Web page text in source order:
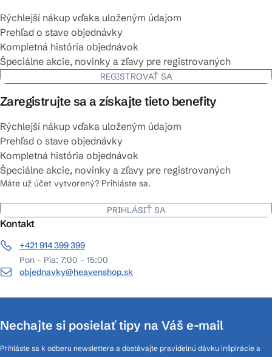
Rýchlejší nákup vďaka uloženým údajom
Prehľad o stave objednávky
Kompletná história objednávok
Špeciálne akcie, novinky a zľavy pre registrovaných
REGISTROVAŤ SA
Zaregistrujte sa a získajte tieto benefity
Rýchlejší nákup vďaka uloženým údajom
Prehľad o stave objednávky
Kompletná história objednávok
Špeciálne akcie, novinky a zľavy pre registrovaných
Máte už účet vytvorený? Prihláste sa.
PRIHLÁSIŤ SA
Kontakt
+421 914 399 399
Pon - Pia: 7:00 - 15:00
objednavky@heavenshop.sk
Nechajte si posielať tipy na Váš e-mail
Prihláste sa k odberu newslettera a dostávajte pravidelnú dávku inšpirácie a